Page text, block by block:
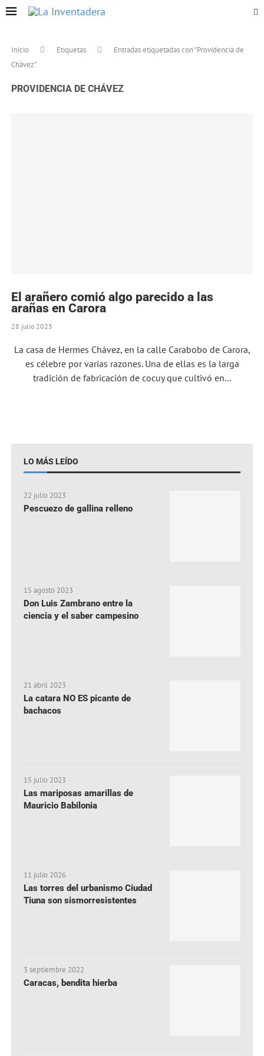
Inicio Etiquetas
Entradas etiquetadas con "Providencia de
Chávez"
PROVIDENCIA DE CHÁVEZ
El arañero comió algo parecido a las
arañas en Carora
28 julio 2023
La casa de Hermes Chávez, en la calle Carabobo de Carora,
es célebre por varias razones. Una de ellas es la larga
tradición de fabricación de cocuy que cultivó en…
LO MÁS LEÍDO
22 julio 2023
Pescuezo de gallina relleno
15 agosto 2023
Don Luis Zambrano entre la
ciencia y el saber campesino
21 abril 2023
La catara NO ES picante de
bachacos
15 julio 2023
Las mariposas amarillas de
Mauricio Babilonia
11 julio 2026
Las torres del urbanismo Ciudad
Tiuna son sismorresistentes
3 septiembre 2022
Caracas, bendita hierba